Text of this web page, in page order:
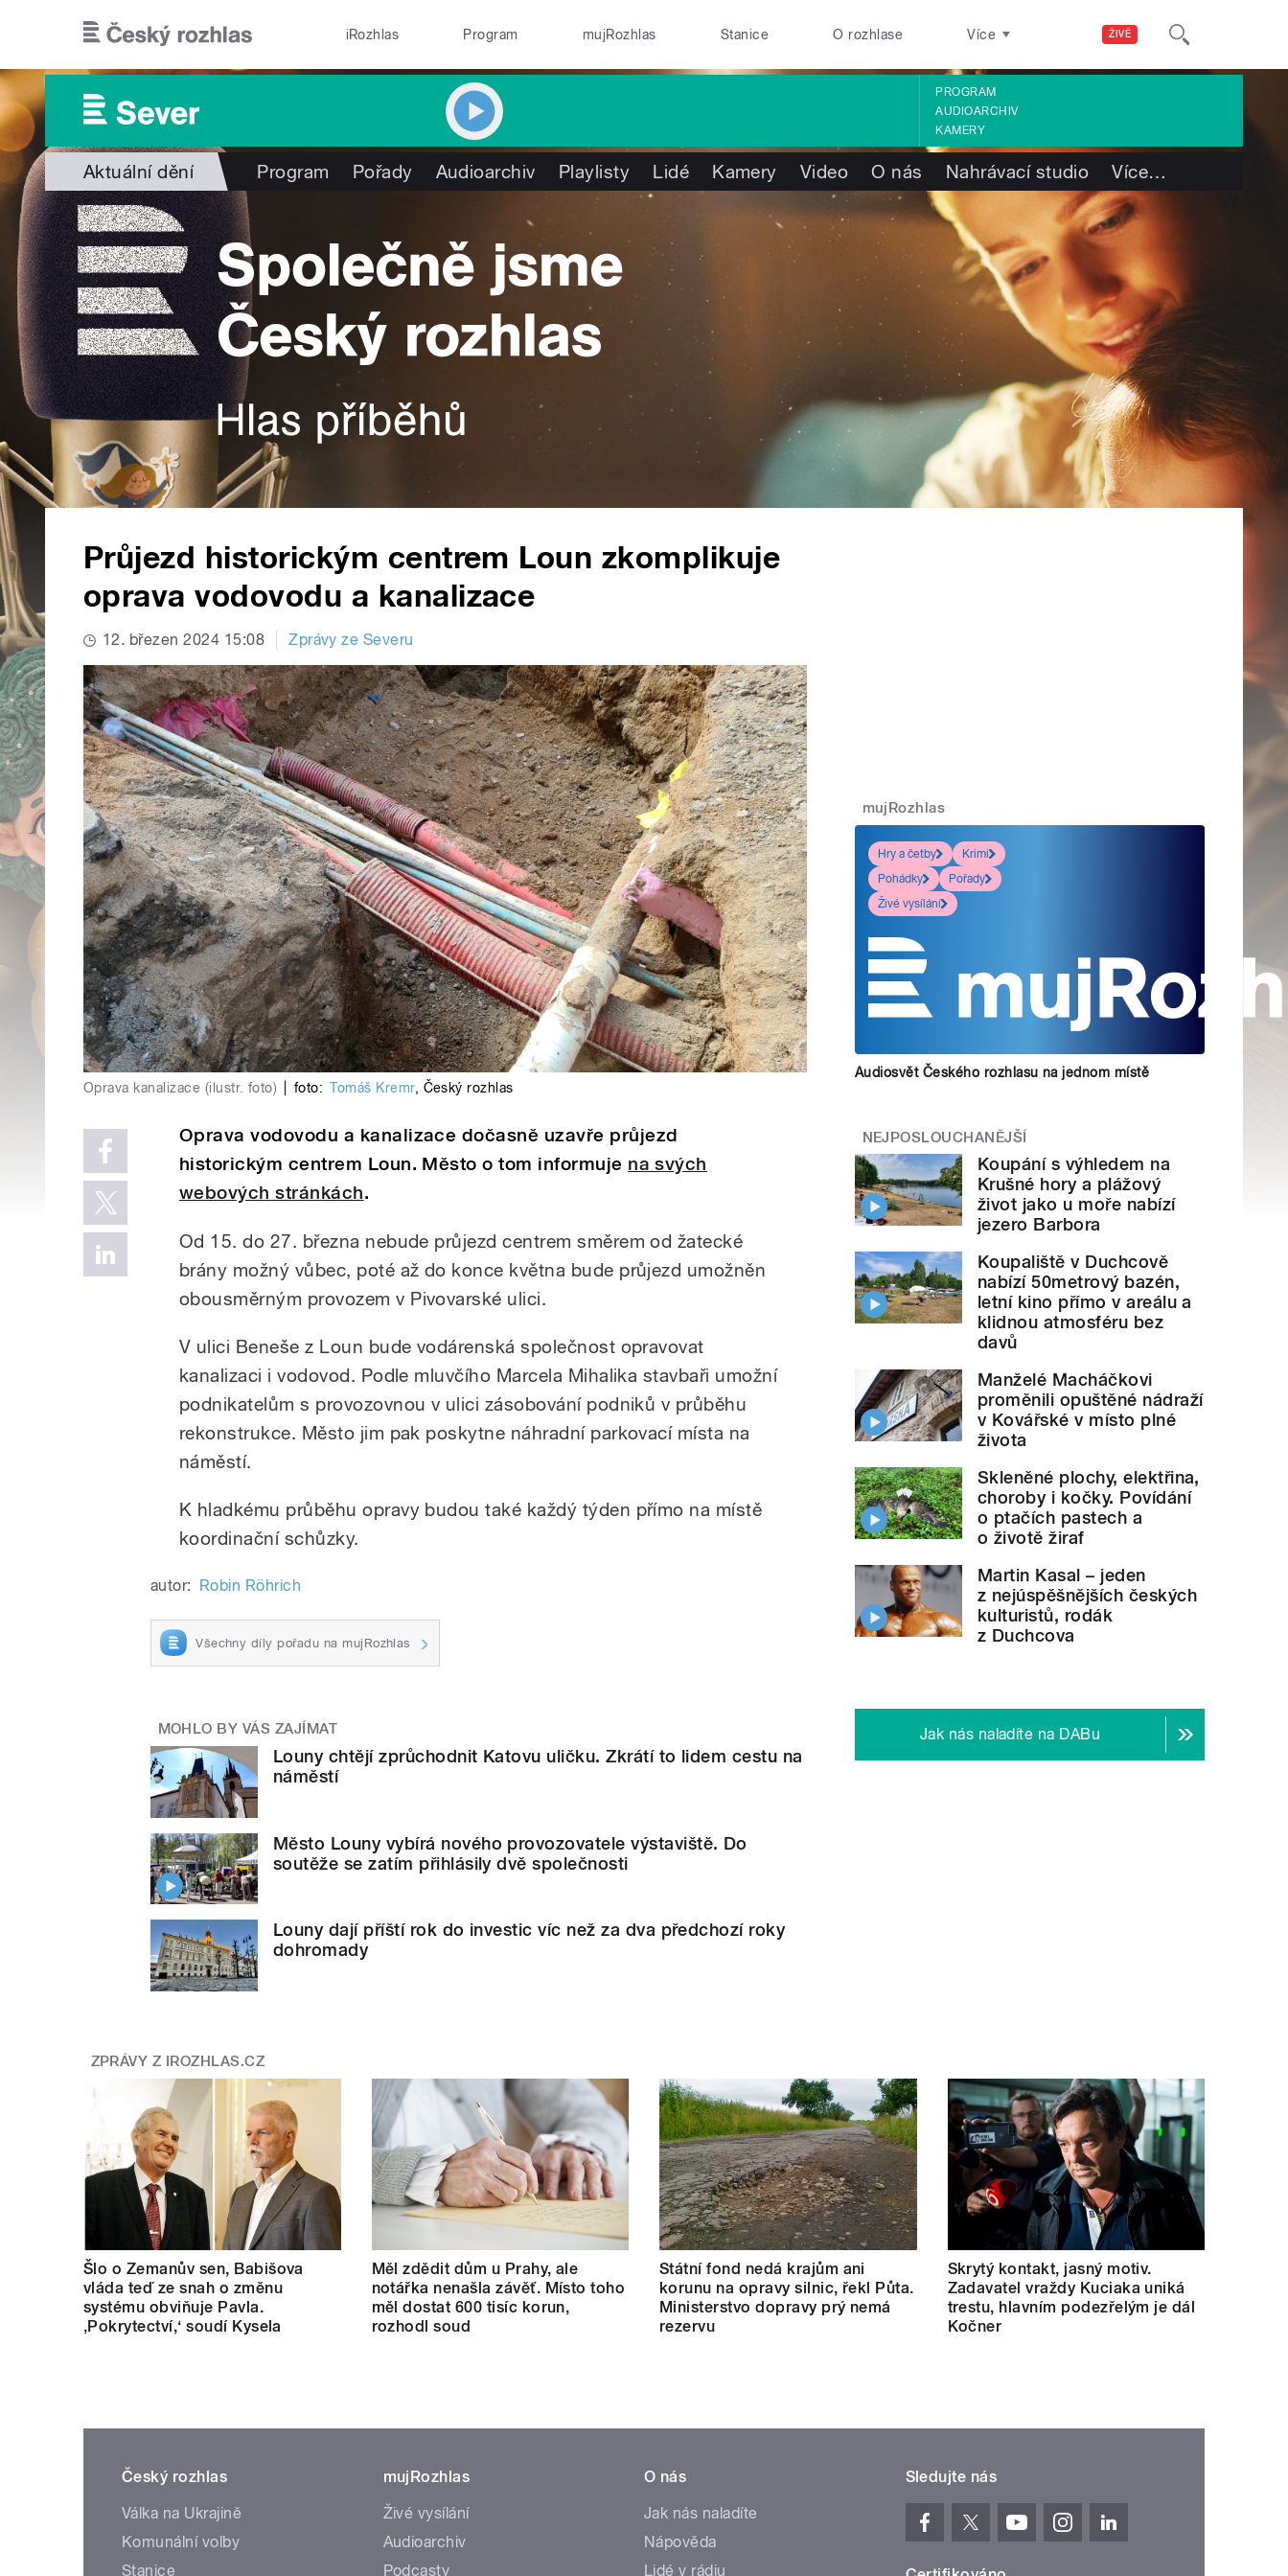
ŽIVĚ
iRozhlas Program mujRozhlas Stanice O rozhlase Více
PROGRAM
AUDIOARCHIV
KAMERY
Aktuální dění Program Pořady Audioarchiv Playlisty Lidé Kamery Video O nás Nahrávací studio Více…
Průjezd historickým centrem Loun zkomplikuje
oprava vodovodu a kanalizace
12. březen 2024 15:08 Zprávy ze Severu
Oprava kanalizace (ilustr. foto) foto: Tomáš Kremr, Český rozhlas
Oprava vodovodu a kanalizace dočasně uzavře průjezd
historickým centrem Loun. Město o tom informuje na svých
webových stránkách.
Od 15. do 27. března nebude průjezd centrem směrem od žatecké
brány možný vůbec, poté až do konce května bude průjezd umožněn
obousměrným provozem v Pivovarské ulici.
V ulici Beneše z Loun bude vodárenská společnost opravovat
kanalizaci i vodovod. Podle mluvčího Marcela Mihalika stavbaři umožní
podnikatelům s provozovnou v ulici zásobování podniků v průběhu
rekonstrukce. Město jim pak poskytne náhradní parkovací místa na
náměstí.
K hladkému průběhu opravy budou také každý týden přímo na místě
koordinační schůzky.
autor: Robin Röhrich
Všechny díly pořadu na mujRozhlas
MOHLO BY VÁS ZAJÍMAT
Louny chtějí zprůchodnit Katovu uličku. Zkrátí to lidem cestu na
náměstí
Město Louny vybírá nového provozovatele výstaviště. Do
soutěže se zatím přihlásily dvě společnosti
Louny dají příští rok do investic víc než za dva předchozí roky
dohromady
mujRozhlas
Hry a četby
Krimi
Pohádky
Pořady
Živé vysílání
Audiosvět Českého rozhlasu na jednom místě
NEJPOSLOUCHANĚJŠÍ
Koupání s výhledem na
Krušné hory a plážový
život jako u moře nabízí
jezero Barbora
Koupaliště v Duchcově
nabízí 50metrový bazén,
letní kino přímo v areálu a
klidnou atmosféru bez
davů
Manželé Macháčkovi
proměnili opuštěné nádraží
v Kovářské v místo plné
života
Skleněné plochy, elektřina,
choroby i kočky. Povídání
o ptačích pastech a
o životě žiraf
Martin Kasal – jeden
z nejúspěšnějších českých
kulturistů, rodák
z Duchcova
Jak nás naladíte na DABu
ZPRÁVY Z IROZHLAS.CZ
Šlo o Zemanův sen, Babišova
vláda teď ze snah o změnu
systému obviňuje Pavla.
‚Pokrytectví,‘ soudí Kysela
Měl zdědit dům u Prahy, ale
notářka nenašla závěť. Místo toho
měl dostat 600 tisíc korun,
rozhodl soud
Státní fond nedá krajům ani
korunu na opravy silnic, řekl Půta.
Ministerstvo dopravy prý nemá
rezervu
Skrytý kontakt, jasný motiv.
Zadavatel vraždy Kuciaka uniká
trestu, hlavním podezřelým je dál
Kočner
Český rozhlas
Válka na Ukrajině
Komunální volby
Stanice
mujRozhlas
Živé vysílání
Audioarchiv
Podcasty
O nás
Jak nás naladíte
Nápověda
Lidé v rádiu
Sledujte nás